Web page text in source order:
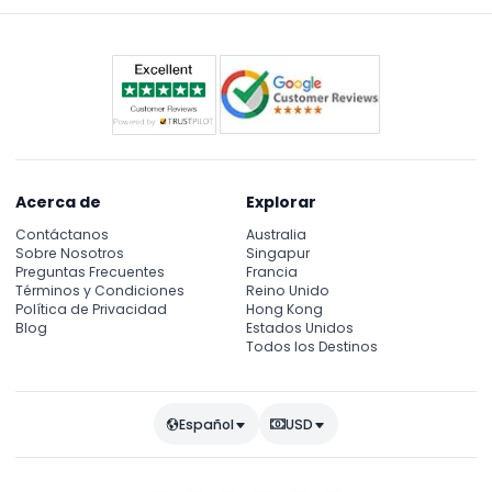
Acerca de
Contáctanos
Sobre Nosotros
Preguntas Frecuentes
Términos y Condiciones
Política de Privacidad
Blog
Explorar
Australia
Singapur
Francia
Reino Unido
Hong Kong
Estados Unidos
Todos los Destinos
Español USD